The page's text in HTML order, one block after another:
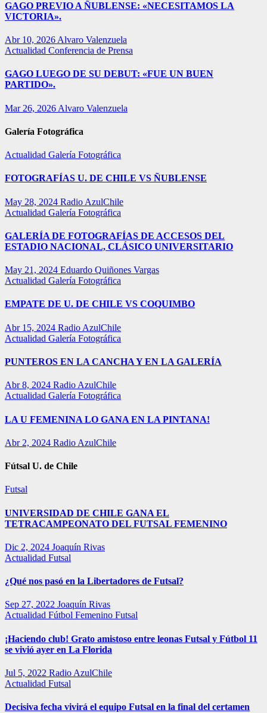
GAGO PREVIO A ÑUBLENSE: «NECESITAMOS LA
VICTORIA».
Abr 10, 2026 Alvaro Valenzuela
Actualidad Conferencia de Prensa
GAGO LUEGO DE SU DEBUT: «FUE UN BUEN
PARTIDO».
Mar 26, 2026 Alvaro Valenzuela
Galería Fotográfica
Actualidad Galería Fotográfica
FOTOGRAFÍAS U. DE CHILE VS ÑUBLENSE
May 28, 2024 Radio AzulChile
Actualidad Galería Fotográfica
GALERÍA DE FOTOGRAFÍAS DE ACCESOS DEL
ESTADIO NACIONAL, CLÁSICO UNIVERSITARIO
May 21, 2024 Eduardo Quiñones Vargas
Actualidad Galería Fotográfica
EMPATE DE U. DE CHILE VS COQUIMBO
Abr 15, 2024 Radio AzulChile
Actualidad Galería Fotográfica
PUNTEROS EN LA CANCHA Y EN LA GALERÍA
Abr 8, 2024 Radio AzulChile
Actualidad Galería Fotográfica
LA U FEMENINA LO GANA EN LA PINTANA!
Abr 2, 2024 Radio AzulChile
Fútsal U. de Chile
Futsal
UNIVERSIDAD DE CHILE GANA EL
TETRACAMPEONATO DEL FUTSAL FEMENINO
Dic 2, 2024 Joaquín Rivas
Actualidad Futsal
¿Qué nos pasó en la Libertadores de Futsal?
Sep 27, 2022 Joaquín Rivas
Actualidad Fútbol Femenino Futsal
¡Haciendo club! Grato amistoso entre leonas Futsal y Fútbol 11
se vivió ayer en La Florida
Jul 5, 2022 Radio AzulChile
Actualidad Futsal
Decisiva fecha vivirá el equipo Futsal en la final del certamen